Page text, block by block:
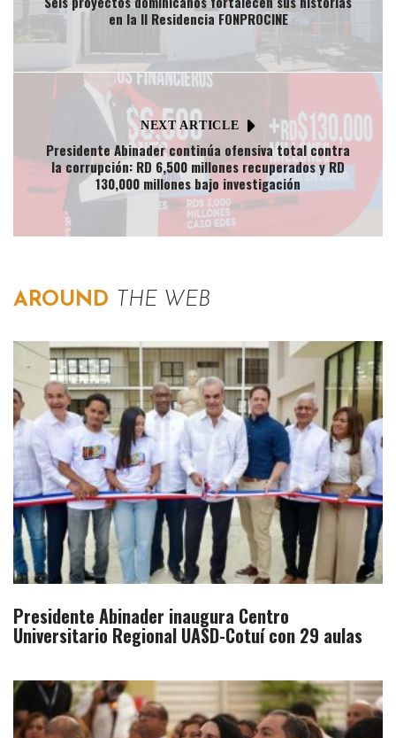
en la II Residencia FONPROCINE
NEXT ARTICLE
Presidente Abinader continúa ofensiva total contra
la corrupción: RD 6,500 millones recuperados y RD
130,000 millones bajo investigación
AROUND THE WEB
Presidente Abinader inaugura Centro
Universitario Regional UASD-Cotuí con 29 aulas